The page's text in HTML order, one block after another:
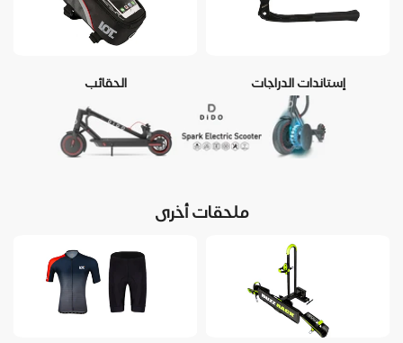
إستاندات الدراجات الحقائب
ملحقات أخرى